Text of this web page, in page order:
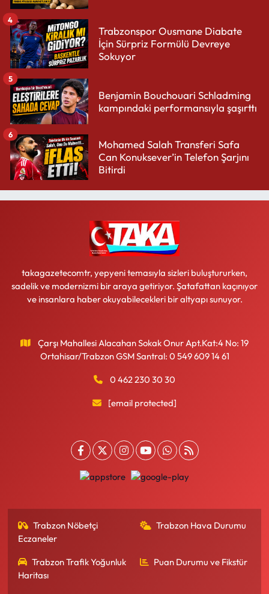
Trabzonspor Ousmane Diabate
İçin Sürpriz Formülü Devreye
Sokuyor
4
Benjamin Bouchouari Schladming
kampındaki performansıyla şaşırttı
5
Mohamed Salah Transferi Safa
Can Konuksever’in Telefon Şarjını
Bitirdi
6
takagazetecomtr, yepyeni temasıyla sizleri buluştururken,
sadelik ve modernizmi bir araya getiriyor. Şatafattan kaçınıyor
ve insanlara haber okuyabilecekleri bir altyapı sunuyor.
Çarşı Mahallesi Alacahan Sokak Onur Apt.Kat:4 No: 19
Ortahisar/Trabzon GSM Santral: 0 549 609 14 61
0 462 230 30 30
[email protected]
Trabzon Nöbetçi
Eczaneler
Trabzon Hava Durumu
Trabzon Trafik Yoğunluk
Haritası
Puan Durumu ve Fikstür